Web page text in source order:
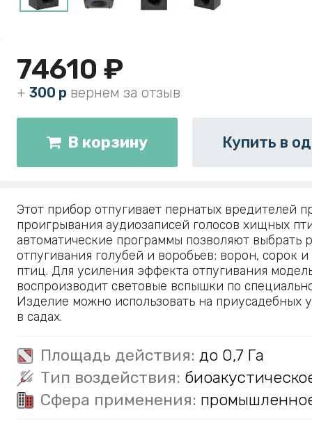
74610 ₽
+ 300 р вернем за отзыв
В корзину Купить в
Этот прибор отпугивает пернатых вредителей
проигрывания аудиозаписей голосов хищных
автоматические программы позволяют выбрать
отпугивания голубей и воробьев; ворон, сорок
птиц. Для усиления эффекта отпугивания
воспроизводит световые вспышки по
Изделие можно использовать на приусадебных
в садах.
Площадь действия: до 0,7 Га
Тип воздействия:
Сфера применения: